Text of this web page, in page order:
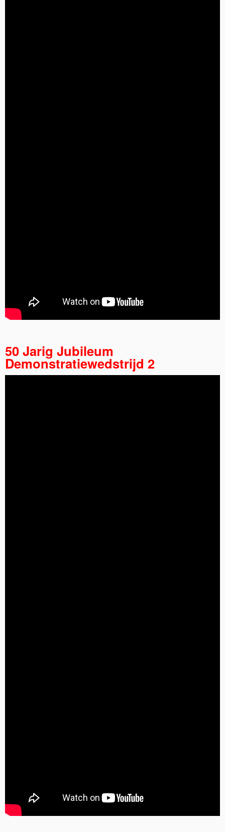
50 Jarig Jubileum
Demonstratiewedstrijd 2